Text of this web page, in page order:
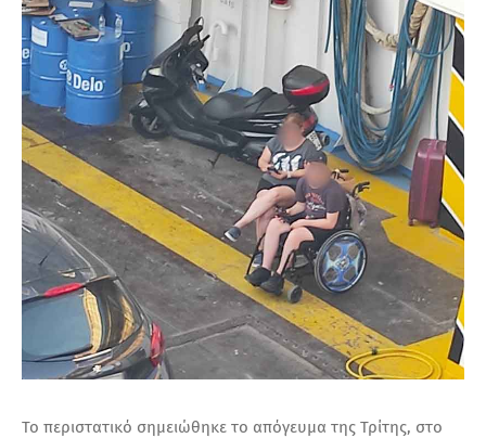
Το περιστατικό σημειώθηκε το απόγευμα της Τρίτης, στο